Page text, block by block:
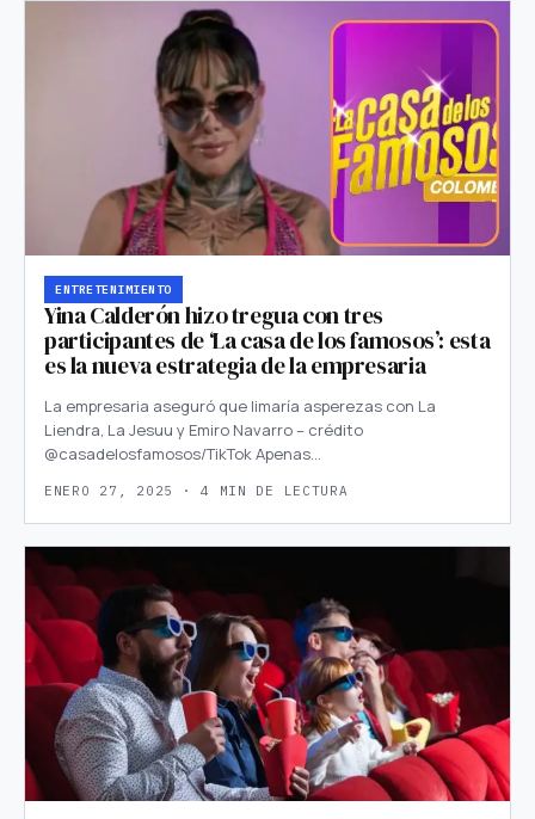
ENTRETENIMIENTO
Yina Calderón hizo tregua con tres
participantes de ‘La casa de los famosos’: esta
es la nueva estrategia de la empresaria
La empresaria aseguró que limaría asperezas con La
Liendra, La Jesuu y Emiro Navarro – crédito
@casadelosfamosos/TikTok Apenas…
ENERO 27, 2025 · 4 MIN DE LECTURA